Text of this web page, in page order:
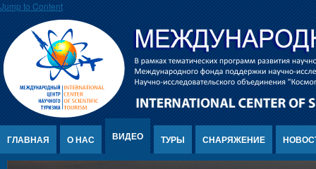
Jump to Content
ГЛАВНАЯ О НАС ВИДЕО ТУРЫ СНАРЯЖЕНИЕ